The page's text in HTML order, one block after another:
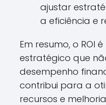
ajustar
a eficiência e
Em resumo, o ROI
estratégico que
desempenho
contribui para a
recursos e